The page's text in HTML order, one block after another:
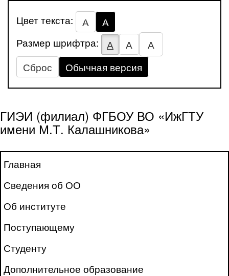
Цвет текста: А
А
Размер шрифтра:
А А
А
Сброс
Обычная версия
ГИЭИ (филиал) ФГБОУ ВО «ИжГТУ
имени М.Т. Калашникова»
Главная
Сведения об ОО
Об институте
Поступающему
Студенту
Дополнительное образование